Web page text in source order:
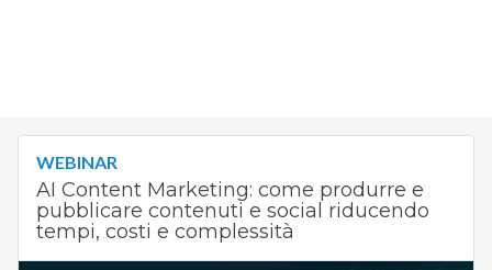
WEBINAR
AI Content Marketing: come produrre e
pubblicare contenuti e social riducendo
tempi, costi e complessità